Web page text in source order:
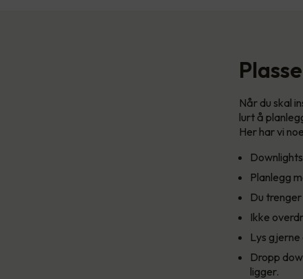
Når du skal
lurt å
Her har vi
Planlegg
Du
Ikke
Lys
Dropp
ligger.